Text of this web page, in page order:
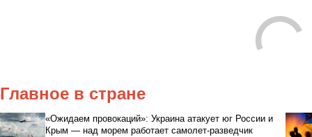
Главное в стране
«Ожидаем провокаций»: Украина атакует юг России и
Крым — над морем работает самолет-разведчик